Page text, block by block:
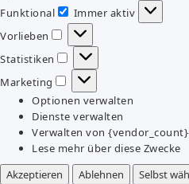
Funktional
Funktional
Immer aktiv
Vorlieben
Vorlieben
Statistiken
Statistiken
Marketing
Marketing
Optionen verwalten
Dienste verwalten
Verwalten von
Lese mehr über diese Zwecke
Akzeptieren
Ablehnen Selbst